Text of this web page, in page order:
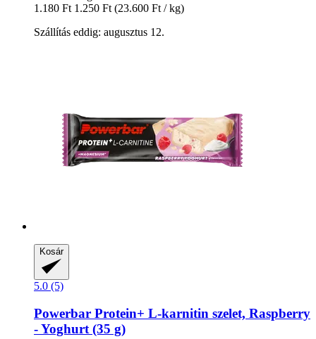
1.180 Ft 1.250 Ft (23.600 Ft / kg)
Szállítás eddig: augusztus 12.
Kosár
5.0 (5)
Powerbar Protein+ L-​karnitin szelet, Raspberry
-​ Yoghurt (35 g)